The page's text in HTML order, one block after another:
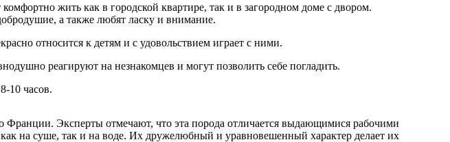
жить как в городской квартире, так и в загородном доме с двором.
а также любят ласку и внимание.
относится к детям и с удовольствием играет с ними.
реагируют на незнакомцев и могут позволить себе погладить.
10 часов.
Франции. Эксперты отмечают, что эта порода отличается выдающимися рабочими
на суше, так и на воде. Их дружелюбный и уравновешенный характер делает их